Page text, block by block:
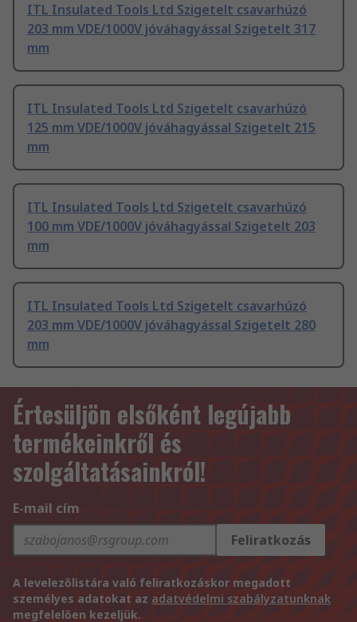
ITL Insulated Tools Ltd Szigetelt csavarhúzó
203 mm VDE/1000V jóváhagyással Szigetelt 317
mm
ITL Insulated Tools Ltd Szigetelt csavarhúzó
125 mm VDE/1000V jóváhagyással Szigetelt 215
mm
ITL Insulated Tools Ltd Szigetelt csavarhúzó
100 mm VDE/1000V jóváhagyással Szigetelt 203
mm
ITL Insulated Tools Ltd Szigetelt csavarhúzó
203 mm VDE/1000V jóváhagyással Szigetelt 280
mm
Értesüljön elsőként legújabb
termékeinkről és
szolgáltatásainkról!
E-mail cím
Feliratkozás
A levelezőlistára való feliratkozáskor megadott
személyes adatokat az adatvédelmi szabályzatunknak
megfelelően kezeljük.